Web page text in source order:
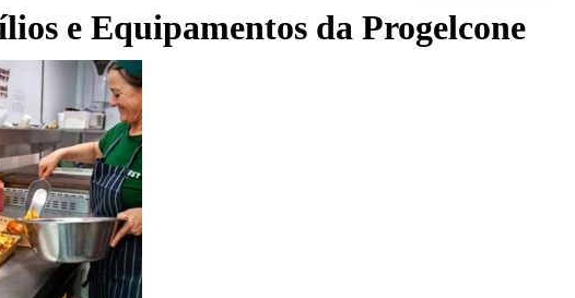
e Equipamentos da Progelcone